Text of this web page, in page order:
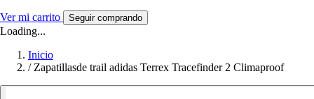
Ver mi carrito Seguir comprando
Loading...
Inicio
/ Zapatillasde trail adidas Terrex Tracefinder 2 Climaproof